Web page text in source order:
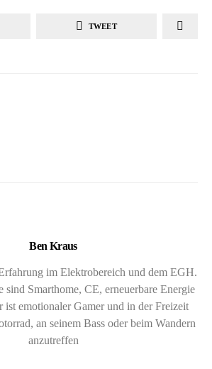
TWEET
Ben Kraus
im Elektrobereich und dem EGH.
sind Smarthome, CE, erneuerbare Energie
ist emotionaler Gamer und in der Freizeit
an seinem Bass oder beim Wandern
anzutreffen